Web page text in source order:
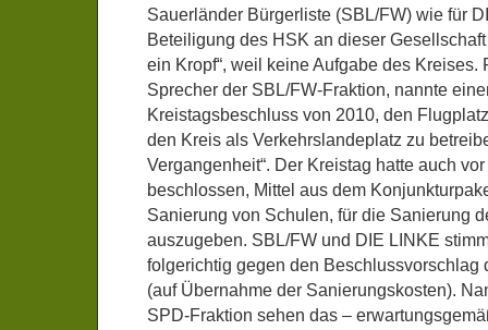
Sauerländer Bürgerliste (SBL/FW) wie für
Beteiligung des HSK an dieser
ein Kropf“, weil keine Aufgabe des Kreises.
Sprecher der SBL/FW-Fraktion, nannte
Kreistagsbeschluss von 2010, den
den Kreis als Verkehrslandeplatz zu
Vergangenheit“. Der Kreistag hatte auch
beschlossen, Mittel aus dem
Sanierung von Schulen, für die Sanierung
auszugeben. SBL/FW und DIE LINKE
folgerichtig gegen den Beschlussvorschlag
(auf Übernahme der Sanierungskosten).
SPD-Fraktion sehen das –